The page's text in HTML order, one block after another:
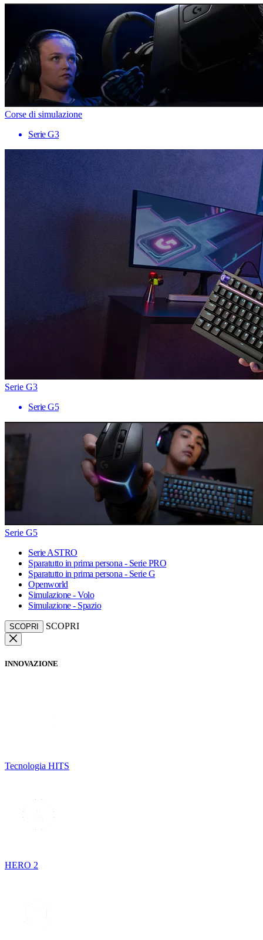
Corse di simulazione
Serie G3
Serie G3
Serie G5
Serie G5
Serie ASTRO
Sparatutto in prima persona - Serie PRO
Sparatutto in prima persona - Serie G
Openworld
Simulazione - Volo
Simulazione - Spazio
SCOPRI SCOPRI
INNOVAZIONE
Tecnologia HITS
HERO 2